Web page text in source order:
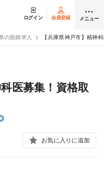
ログイン 会員登録 メニュー
の医師求人 【兵庫県神戸市】精神
医募集！資格取
お気に入りに追加